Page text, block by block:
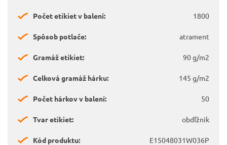
Počet etikiet v balení: 1800
Spôsob potlače: atrament
Gramáž etikiet: 90 g/m2
Celková gramáž hárku: 145 g/m2
Počet hárkov v balení: 50
Tvar etikiet: obdľžnik
Kód produktu: E15048031W036P